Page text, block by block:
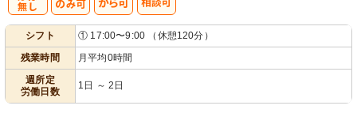
シフト
① 17:00〜9:00 （休憩120分）
残業時間
月平均0時間
週所定
労働日数
1日 ～ 2日